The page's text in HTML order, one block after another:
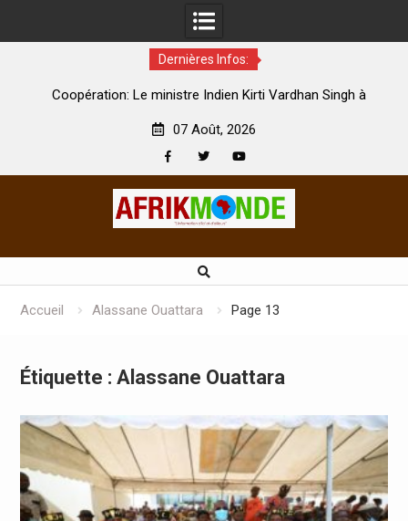
Dernières Infos:
Coopération: Le ministre Indien Kirti Vardhan Singh à
07 Août, 2026
Accueil Alassane Ouattara Page 13
Étiquette : Alassane Ouattara